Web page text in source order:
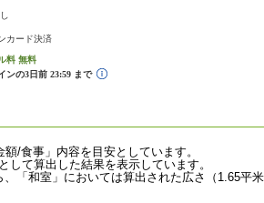
カード決済
/食事」内容を目安としています。
て算出した結果を表示しています。
「和室」においては算出された広さ（1.65平